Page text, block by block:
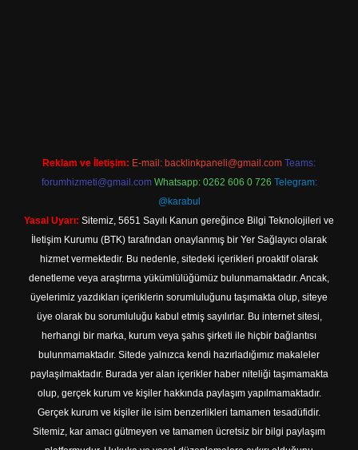
Reklam ve İletişim: E-mail: backlinkpaneli@gmail.com Teams:
forumhizmeti@gmail.com Whatsapp: 0262 606 0 726 Telegram:
@karabul
Yasal Uyarı: Sitemiz, 5651 Sayılı Kanun gereğince Bilgi Teknolojileri ve
İletişim Kurumu (BTK) tarafından onaylanmış bir Yer Sağlayıcı olarak
hizmet vermektedir. Bu nedenle, sitedeki içerikleri proaktif olarak
denetleme veya araştırma yükümlülüğümüz bulunmamaktadır. Ancak,
üyelerimiz yazdıkları içeriklerin sorumluluğunu taşımakta olup, siteye
üye olarak bu sorumluluğu kabul etmiş sayılırlar. Bu internet sitesi,
herhangi bir marka, kurum veya şahıs şirketi ile hiçbir bağlantısı
bulunmamaktadır. Sitede yalnızca kendi hazırladığımız makaleler
paylaşılmaktadır. Burada yer alan içerikler haber niteliği taşımamakta
olup, gerçek kurum ve kişiler hakkında paylaşım yapılmamaktadır.
Gerçek kurum ve kişiler ile isim benzerlikleri tamamen tesadüfidir.
Sitemiz, kar amacı gütmeyen ve tamamen ücretsiz bir bilgi paylaşım